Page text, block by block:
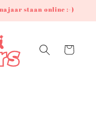
staan online :-)
Winkelwagen